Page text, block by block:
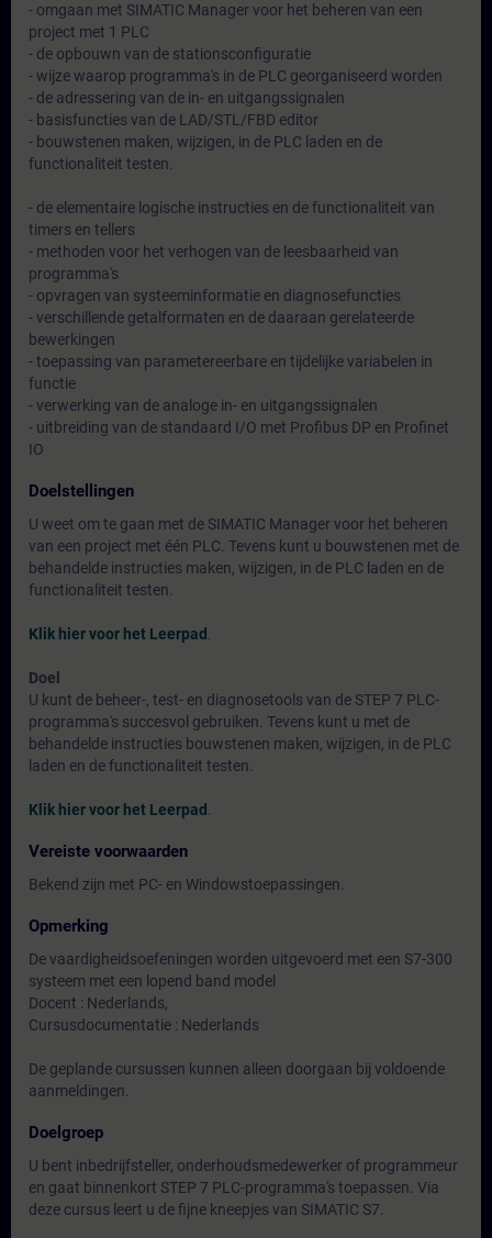
- omgaan met SIMATIC Manager voor het beheren van een
project met 1 PLC
- de opbouwn van de stationsconfiguratie
- wijze waarop programma's in de PLC georganiseerd worden
- de adressering van de in- en uitgangssignalen
- basisfuncties van de LAD/STL/FBD editor
- bouwstenen maken, wijzigen, in de PLC laden en de
functionaliteit testen.
- de elementaire logische instructies en de functionaliteit van
timers en tellers
- methoden voor het verhogen van de leesbaarheid van
programma's
- opvragen van systeeminformatie en diagnosefuncties
- verschillende getalformaten en de daaraan gerelateerde
bewerkingen
- toepassing van parametereerbare en tijdelijke variabelen in
functie
- verwerking van de analoge in- en uitgangssignalen
- uitbreiding van de standaard I/O met Profibus DP en Profinet
IO
Doelstellingen
U weet om te gaan met de SIMATIC Manager voor het beheren
van een project met één PLC. Tevens kunt u bouwstenen met de
behandelde instructies maken, wijzigen, in de PLC laden en de
functionaliteit testen.
Klik hier voor het Leerpad
Doel
U kunt de beheer-, test- en diagnosetools van de STEP 7 PLC-
programma's succesvol gebruiken. Tevens kunt u met de
behandelde instructies bouwstenen maken, wijzigen, in de PLC
laden en de functionaliteit testen.
Klik hier voor het Leerpad
Vereiste voorwaarden
Bekend zijn met PC- en Windowstoepassingen.
Opmerking
De vaardigheidsoefeningen worden uitgevoerd met een S7-300
systeem met een lopend band model
Docent : Nederlands,
Cursusdocumentatie : Nederlands
De geplande cursussen kunnen alleen doorgaan bij voldoende
aanmeldingen.
Doelgroep
U bent inbedrijfsteller, onderhoudsmedewerker of programmeur
en gaat binnenkort STEP 7 PLC-programma's toepassen. Via
deze cursus leert u de fijne kneepjes van SIMATIC S7.